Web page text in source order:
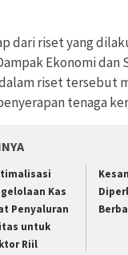
dari riset yang
Ekonomi dan
riset tersebut
tenaga
Kas
Penyaluran
untuk
Riil